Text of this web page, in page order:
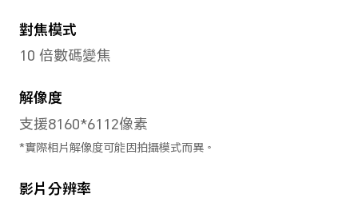
CPU型號
MediaTek Helio G81
CPU核數
8核心